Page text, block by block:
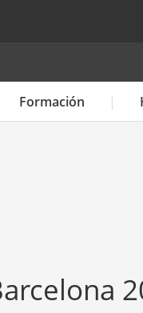
Formación